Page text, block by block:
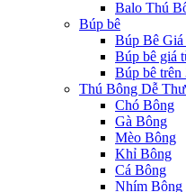
Balo Thú
Búp bê
Búp Bê
Búp bê giá
Búp bê trên
Thú Bông Dễ
Chó Bông
Gà Bông
Mèo Bông
Khỉ Bông
Cá Bông
Nhím Bông